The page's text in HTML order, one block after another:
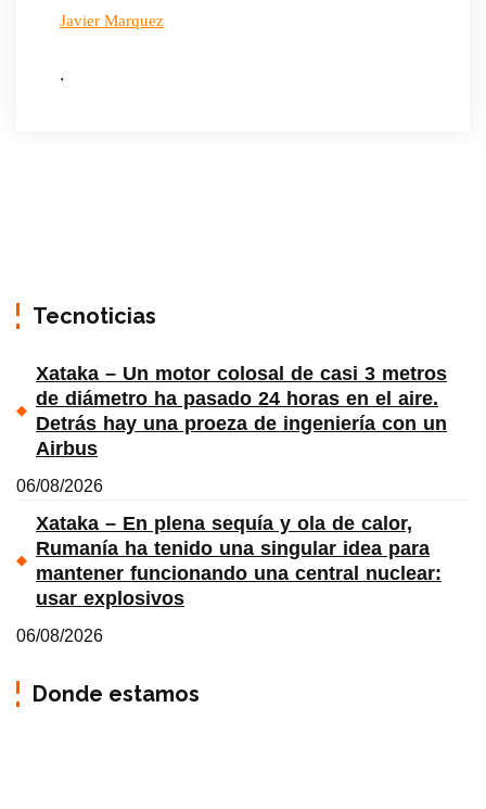
Javier Marquez
.
Tecnoticias
Xataka – Un motor colosal de casi 3 metros
de diámetro ha pasado 24 horas en el aire.
Detrás hay una proeza de ingeniería con un
Airbus
06/08/2026
Xataka – En plena sequía y ola de calor,
Rumanía ha tenido una singular idea para
mantener funcionando una central nuclear:
usar explosivos
06/08/2026
Donde estamos